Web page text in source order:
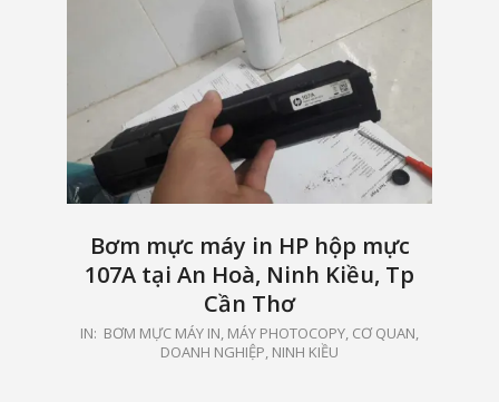
Bơm mực máy in HP hộp mực
107A tại An Hoà, Ninh Kiều, Tp
Cần Thơ
2021-
IN: BƠM MỰC MÁY IN, MÁY PHOTOCOPY, CƠ QUAN,
DOANH NGHIỆP, NINH KIỀU